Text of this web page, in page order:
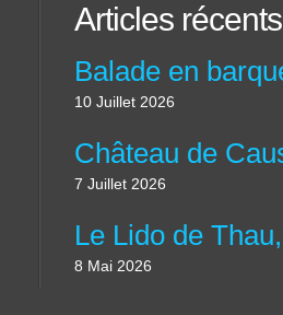
Articles récents
10 Juillet 2026
7 Juillet 2026
8 Mai 2026